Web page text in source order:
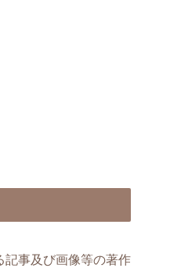
記事及び画像等の著作